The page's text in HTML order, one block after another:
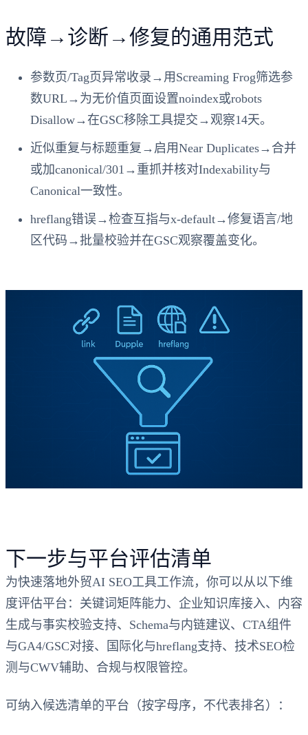
故障→诊断→修复的通用范式
参数页/Tag页异常收录→用Screaming Frog筛选参
数URL→为无价值页面设置noindex或robots
Disallow→在GSC移除工具提交→观察14天。
近似重复与标题重复→启用Near Duplicates→合并
或加canonical/301→重抓并核对Indexability与
Canonical一致性。
hreflang错误→检查互指与x-default→修复语言/地
区代码→批量校验并在GSC观察覆盖变化。
下一步与平台评估清单
为快速落地外贸AI SEO工具工作流，你可以从以下维
度评估平台：关键词矩阵能力、企业知识库接入、内容
生成与事实校验支持、Schema与内链建议、CTA组件
与GA4/GSC对接、国际化与hreflang支持、技术SEO检
测与CWV辅助、合规与权限管控。
可纳入候选清单的平台（按字母序，不代表排名）：